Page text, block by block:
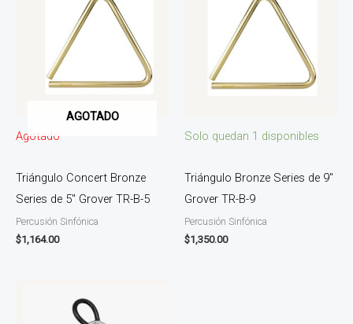
AGOTADO
Agotado
Triángulo Concert Bronze
Series de 5″ Grover TR-B-5
Percusión Sinfónica
$1,164.00
Solo quedan 1 disponibles
Triángulo Bronze Series de 9″
Grover TR-B-9
Percusión Sinfónica
$1,350.00